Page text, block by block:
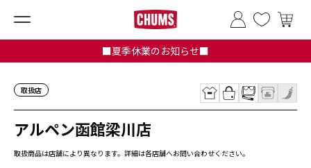
■夏季休業のお知らせ■
取扱店
アルペン函館梁川店
取扱商品は店舗により異なります。詳細は各店舗へお問い合わせください。